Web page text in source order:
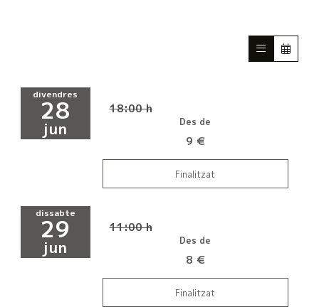
divendres
28
jun
18:00 h
Des de
9 €
Finalitzat
dissabte
29
jun
11:00 h
Des de
8 €
Finalitzat